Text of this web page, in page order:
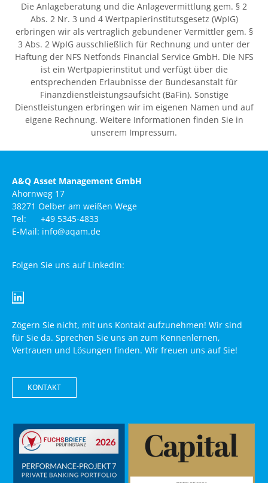
Die Anlageberatung und die Anlagevermittlung gem. § 2
Abs. 2 Nr. 3 und 4 Wertpapierinstitutsgesetz (WpIG)
erbringen wir als vertraglich gebundener Vermittler gem. §
3 Abs. 2 WpIG ausschließlich für Rechnung und unter der
Haftung der NFS Netfonds Financial Service GmbH. Die NFS
ist ein Wertpapierinstitut und verfügt über die
entsprechenden Erlaubnisse der Bundesanstalt für
Finanzdienstleistungsaufsicht (BaFin). Sonstige
Dienstleistungen erbringen wir im eigenen Namen und auf
eigene Rechnung. Weitere Informationen finden Sie in
unserem Impressum.
A&Q Asset Management GmbH
Ahornweg 17
38271 Oelber am weißen Wege
Tel: +49 5345-4833
E-Mail: info@aqam.de
Folgen Sie uns auf LinkedIn:
Zögern Sie nicht, mit uns Kontakt aufzunehmen! Wir sind
für Sie da. Sprechen Sie uns an zum Kennenlernen,
Vertrauen und Lösungen finden. Wir freuen uns auf Sie!
KONTAKT